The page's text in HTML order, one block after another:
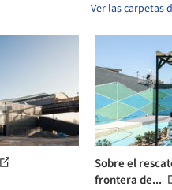
Ver las carpetas
Sobre el
frontera de...